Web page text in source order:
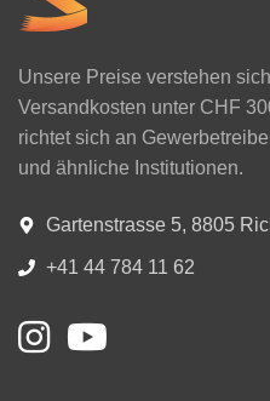
Unsere Preise verstehen
Versandkosten unter CHF
richtet sich an
und ähnliche Institutionen.
Gartenstrasse 5, 8805
+41 44 784 11 62